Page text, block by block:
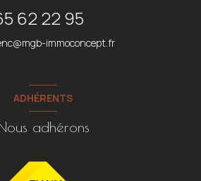
62 22 95
immoconcept.fr
ADHÉRENTS
adhérons